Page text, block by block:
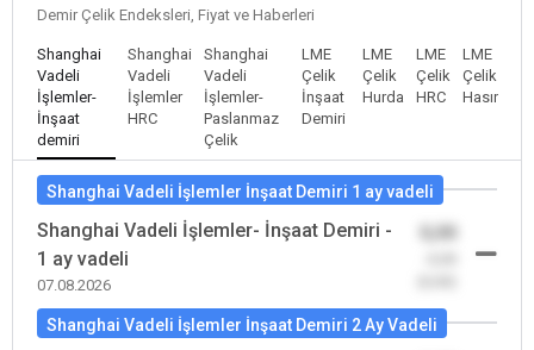
Demir Çelik Endeksleri, Fiyat ve Haberleri
Shanghai
Vadeli
İşlemler-
İnşaat
demiri
Shanghai
Vadeli
İşlemler
HRC
Shanghai
Vadeli
İşlemler-
Paslanmaz
Çelik
LME
Çelik
İnşaat
Demiri
LME
Çelik
Hurda
LME
Çelik
HRC
LME
Çelik
Hasır
Shanghai Vadeli İşlemler İnşaat Demiri 1 ay vadeli
Shanghai Vadeli İşlemler- İnşaat Demiri -
1 ay vadeli
07.08.2026
Shanghai Vadeli İşlemler İnşaat Demiri 2 Ay Vadeli